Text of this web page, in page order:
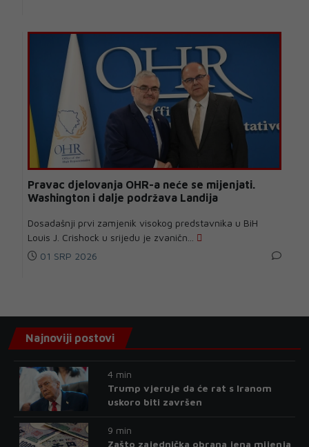
Pravac djelovanja OHR-a neće se mijenjati.
Washington i dalje podržava Landija
Dosadašnji prvi zamjenik visokog predstavnika u BiH
Louis J. Crishock u srijedu je zvaničn...
01 SRP 2026
Najnoviji postovi
4 min
Trump vjeruje da će rat s Iranom
uskoro biti završen
9 min
Zašto zajednička obrana jena mijenja